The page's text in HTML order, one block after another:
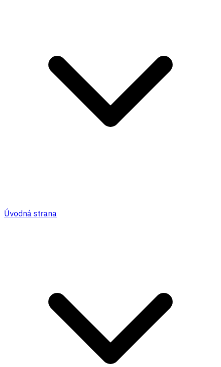
Úvodná strana